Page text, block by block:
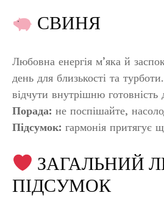
СВИНЯ
Любовна енергія м’яка й
день для близькості та
відчути внутрішню готовність
Порада: не поспішайте,
Підсумок: гармонія притягує
ЗАГАЛЬНИЙ
ПІДСУМОК